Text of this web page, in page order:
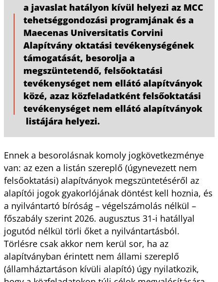
a javaslat hatályon kívül helyezi az MCC
tehetséggondozási programjának és a
Maecenas Universitatis Corvini
Alapítvány oktatási tevékenységének
támogatását, besorolja a
megszüntetendő, felsőoktatási
tevékenységet nem ellátó alapítványok
közé, azaz közfeladatként felsőoktatási
tevékenységet nem ellátó alapítványok
listájára helyezi.
Ennek a besorolásnak komoly jogkövetkezménye
van: az ezen a listán szereplő (úgynevezett nem
felsőoktatási) alapítványok megszüntetéséről az
alapítói jogok gyakorlójának döntést kell hoznia, és
a nyilvántartó bíróság – végelszámolás nélkül –
főszabály szerint 2026. augusztus 31-i hatállyal
jogutód nélkül törli őket a nyilvántartásból.
Törlésre csak akkor nem kerül sor, ha az
alapítványban érintett nem állami szereplő
(államháztartáson kívüli alapító) úgy nyilatkozik,